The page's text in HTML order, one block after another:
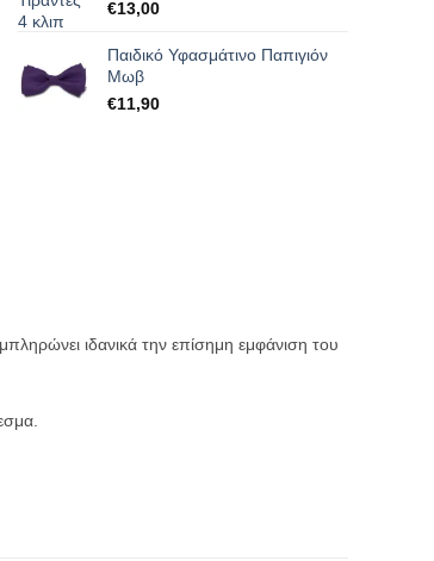
€13,00
Παιδικό Υφασμάτινο Παπιγιόν
Μωβ
€11,90
ιδανικά την επίσημη εμφάνιση του